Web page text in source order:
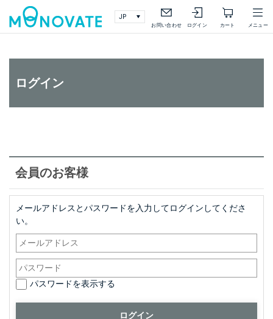
お問い合わせ ログイン カート メニュー
検索 詳細検索
ログイン
会員のお客様
メールアドレスとパスワードを入力してログインしてくださ
い。
パスワードを表示する